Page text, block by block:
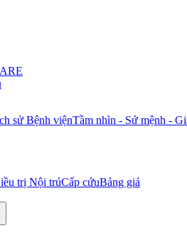
sử Bệnh việnTầm nhìn - Sứ mệnh -
trị Nội trúCấp cứuBảng giá